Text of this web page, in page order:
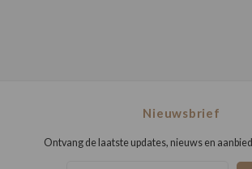
Nieuwsbrief
Ontvang de laatste updates, nieuws en